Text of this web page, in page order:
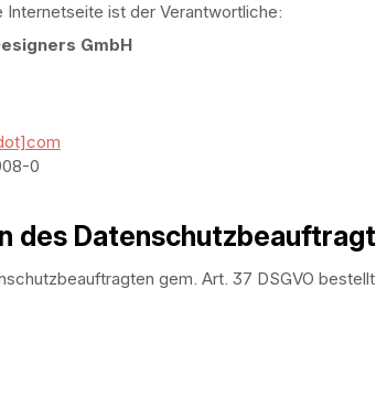
Internetseite ist der Verantwortliche:
GmbH
0
des
gem. Art. 37 DSGVO